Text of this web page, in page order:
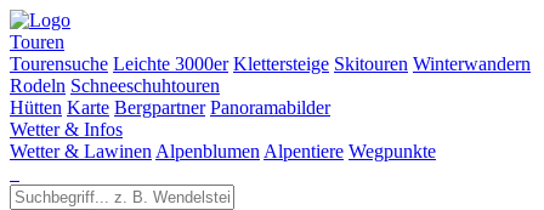
Touren
Tourensuche Leichte 3000er Klettersteige Skitouren Winterwandern
Rodeln Schneeschuhtouren
Hütten Karte Bergpartner Panoramabilder
Wetter & Infos
Wetter & Lawinen Alpenblumen Alpentiere Wegpunkte